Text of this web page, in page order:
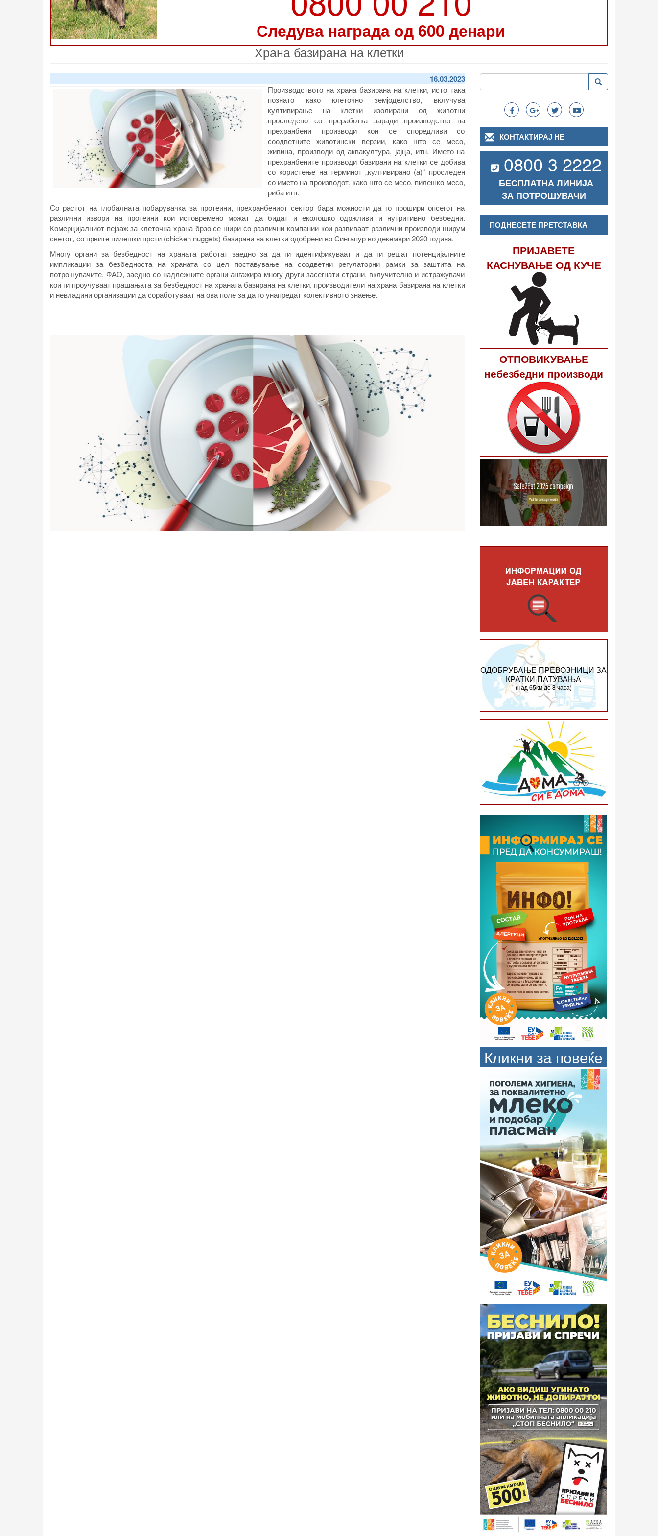
Следува награда од 600 денари
Храна базирана на клетки
16.03.2023
Производството на храна базирана на клетки, исто така
познато како клеточно земјоделство, вклучува
култивирање на клетки изолирани од животни
проследено со преработка заради производство на
прехранбени производи кои се споредливи со
соодветните животински верзии, како што се месо,
живина, производи од аквакултура, јајца, итн. Името на
прехранбените производи базирани на клетки се добива
со користење на терминот „култивирано (а)“ проследен
со името на производот, како што се месо, пилешко месо,
риба итн.
Со растот на глобалната побарувачка за протеини, прехранбениот сектор бара можности да го прошири опсегот на
различни извори на протеини кои истовремено можат да бидат и еколошко одржливи и нутритивно безбедни.
Комерцијалниот пејзаж за клеточна храна брзо се шири со различни компании кои развиваат различни производи ширум
светот, со првите пилешки прсти (chicken nuggets) базирани на клетки одобрени во Сингапур во декември 2020 година.
Многу органи за безбедност на храната работат заедно за да ги идентификуваат и да ги решат потенцијалните
импликации за безбедноста на храната со цел поставување на соодветни регулаторни рамки за заштита на
потрошувачите. ФАО, заедно со надлежните органи ангажира многу други засегнати страни, вклучително и истражувачи
кои ги проучуваат прашањата за безбедност на храната базирана на клетки, производители на храна базирана на клетки
и невладини организации да соработуваат на ова поле за да го унапредат колективното знаење.
Search
Пребарување Пребарување
КОНТАКТИРАЈ НЕ
0800 3 2222
БЕСПЛАТНА ЛИНИЈА
ЗА ПОТРОШУВАЧИ
ПОДНЕСЕТЕ ПРЕТСТАВКА
ПРИЈАВЕТЕ
КАСНУВАЊЕ ОД КУЧЕ
ОТПОВИКУВАЊЕ
небезбедни производи
ОДОБРУВАЊЕ ПРЕВОЗНИЦИ ЗА
КРАТКИ ПАТУВАЊА
(над 65км до 8 часа)
Кликни за повеќе